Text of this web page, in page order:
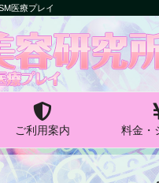
医療プレイ
研究所
医療プレイ
ご利用案内 料金・